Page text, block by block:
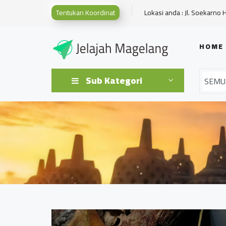
Tentukan Koordinat Lokasi anda : Jl. Soekarno
HOME
Sub Kategori